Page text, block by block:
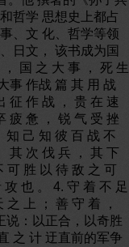
哲学 思想史上都占
、文 化、哲学等领
日文， 该书成为国
国 之 大 事 ， 死 生
事 作战 篇 其 用 战
征 作 战 ， 贵 在 速
疲 惫 ， 锐 气 受 挫
知 己 知 彼 百 战 不
其 次 伐 兵 ， 其 下
可 胜 以 待 敌 之 可
也 。 4. 守 着 不 足
上 ； 善 守 着 ，
说：以正合，以奇胜
之 计 迂直前的军争